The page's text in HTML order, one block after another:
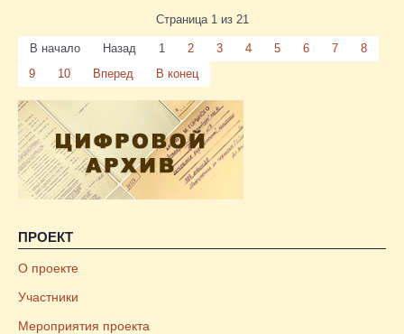
Страница 1 из 21
В начало Назад 1 2 3 4 5 6 7
8
9
10 Вперед В конец
ПРОЕКТ
О проекте
Участники
Мероприятия проекта